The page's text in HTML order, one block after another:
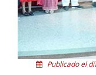
Publicado el